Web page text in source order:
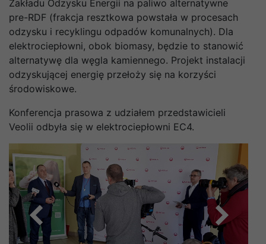
Zakładu Odzysku Energii na paliwo alternatywne
pre-RDF (frakcja resztkowa powstała w procesach
odzysku i recyklingu odpadów komunalnych). Dla
elektrociepłowni, obok biomasy, będzie to stanowić
alternatywę dla węgla kamiennego. Projekt instalacji
odzyskującej energię przełoży się na korzyści
środowiskowe.
Konferencja prasowa z udziałem przedstawicieli
Veolii odbyła się w elektrociepłowni EC4.